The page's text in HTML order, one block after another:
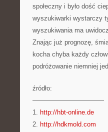
społeczny i było dość
wyszukiwarki wystarczy
wyszukiwania ma
Znając już prognozę,
kocha chyba każdy
podróżowanie niemniej
źródło:
———————————
1. http://hbt-online.de
2. http://hdkmold.com